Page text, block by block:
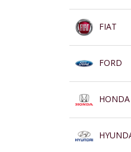
FIAT
FORD
HONDA